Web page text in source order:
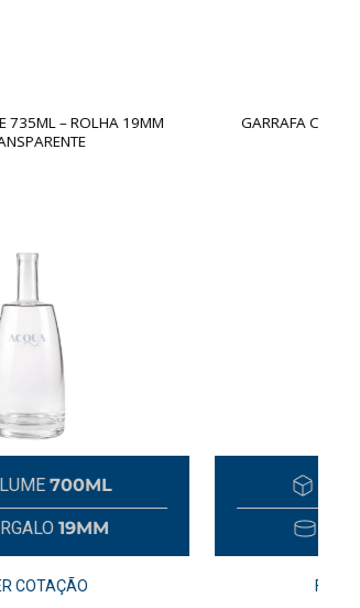
GARRAFA CHAMPAGNE 750ML – ROLHA
– TRANSPARENTE
VOLUME
GARGALO
FAZER COTAÇÃO